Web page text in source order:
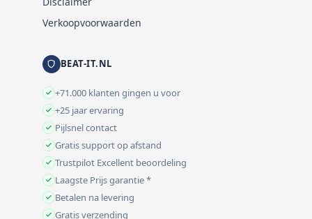
Verkoopvoorwaarden
BEAT-IT.NL
+71.000 klanten gingen u voor
+25 jaar ervaring
Pijlsnel contact
Gratis support op afstand
Trustpilot Excellent beoordeling
Laagste Prijs garantie *
Betalen na levering
Gratis verzending